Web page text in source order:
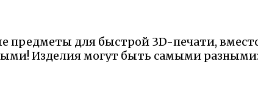
предметы для быстрой 3D-печати,
Изделия могут быть самыми разными: